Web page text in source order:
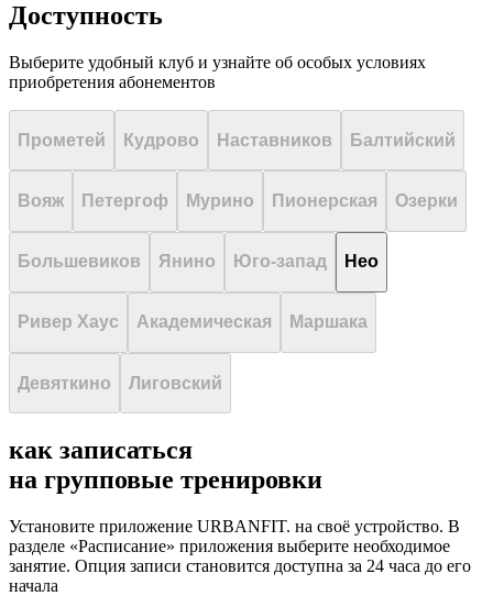
Доступность
Выберите удобный клуб и узнайте об особых условиях
приобретения абонементов
Прометей Кудрово Наставников Балтийский
Вояж Петергоф Мурино Пионерская Озерки
Большевиков Янино Юго-запад Нео
Ривер Хаус Академическая Маршака
Девяткино Лиговский
как записаться
на групповые тренировки
Установите приложение URBANFIT. на своё устройство. В
разделе «Расписание» приложения выберите необходимое
занятие. Опция записи становится доступна за 24 часа до его
начала